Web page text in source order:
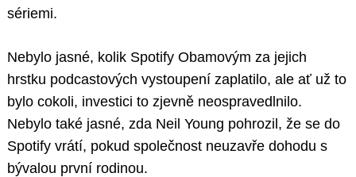
sériemi.
Nebylo jasné, kolik Spotify Obamovým za jejich
hrstku podcastových vystoupení zaplatilo, ale ať už to
bylo cokoli, investici to zjevně neospravedlnilo.
Nebylo také jasné, zda Neil Young pohrozil, že se do
Spotify vrátí, pokud společnost neuzavře dohodu s
bývalou první rodinou.